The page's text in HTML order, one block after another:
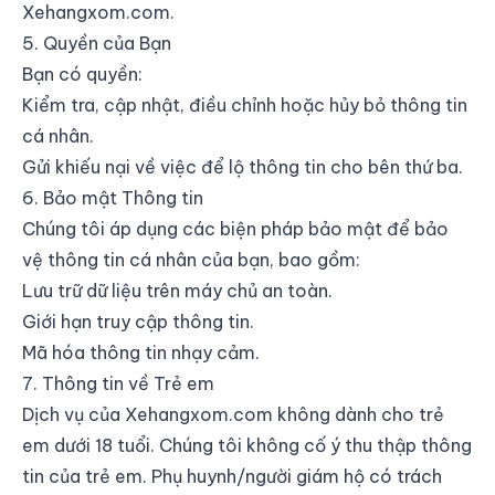
Xehangxom.com.
5. Quyền của Bạn
Bạn có quyền:
Kiểm tra, cập nhật, điều chỉnh hoặc hủy bỏ thông tin
cá nhân.
Gửi khiếu nại về việc để lộ thông tin cho bên thứ ba.
6. Bảo mật Thông tin
Chúng tôi áp dụng các biện pháp bảo mật để bảo
vệ thông tin cá nhân của bạn, bao gồm:
Lưu trữ dữ liệu trên máy chủ an toàn.
Giới hạn truy cập thông tin.
Mã hóa thông tin nhạy cảm.
7. Thông tin về Trẻ em
Dịch vụ của Xehangxom.com không dành cho trẻ
em dưới 18 tuổi. Chúng tôi không cố ý thu thập thông
tin của trẻ em. Phụ huynh/người giám hộ có trách